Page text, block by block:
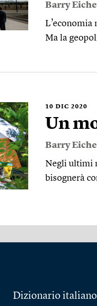
Barry
Ma la
10 DIC 2020
Un
Barry
Negli ultimi
bisognerà
Dizionario italiano